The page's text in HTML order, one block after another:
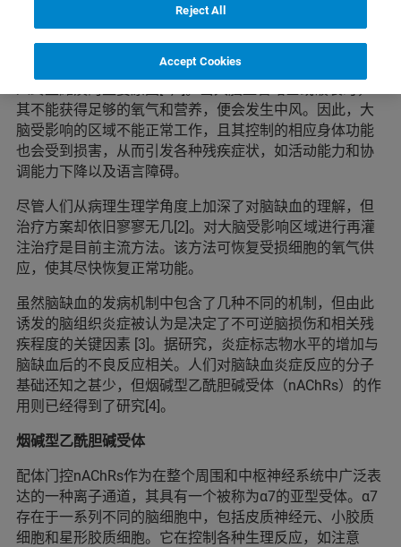
脑缺血
脑缺血是最常见的造成中风的原因，也是全世界导致成年
其不能获得足够的氧气和营养，便会发生中风。因此，大
脑受影响的区域不能正常工作，且其控制的相应身体功能
也会受到损害，从而引发各种残疾症状，如活动能力和协
调能力下降以及语言障碍。
尽管人们从病理生理学角度上加深了对脑缺血的理解，但
治疗方案却依旧寥寥无几[2]。对大脑受影响区域进行再灌
注治疗是目前主流方法。该方法可恢复受损细胞的氧气供
应，使其尽快恢复正常功能。
虽然脑缺血的发病机制中包含了几种不同的机制，但由此
诱发的脑组织炎症被认为是决定了不可逆脑损伤和相关残
疾程度的关键因素 [3]。据研究，炎症标志物水平的增加与
脑缺血后的不良反应相关。人们对脑缺血炎症反应的分子
基础还知之甚少，但烟碱型乙酰胆碱受体（nAChRs）的作
用则已经得到了研究[4]。
烟碱型乙酰胆碱受体
配体门控nAChRs作为在整个周围和中枢神经系统中广泛表
达的一种离子通道，其具有一个被称为α7的亚型受体。α7
存在于一系列不同的脑细胞中，包括皮质神经元、小胶质
细胞和星形胶质细胞。它在控制各种生理反应，如注意
Reject All
Accept Cookies